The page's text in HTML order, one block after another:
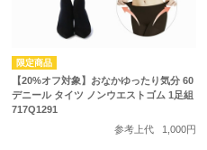
【20%オフ対象】おなかゆったり気分 60
デニール タイツ ノンウエストゴム 1足組
717Q1291
参考上代
1,000円